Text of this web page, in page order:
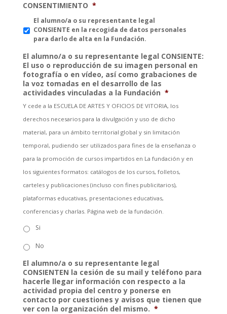
CONSENTIMIENTO *
El alumno/a o su representante legal
CONSIENTE en la recogida de datos personales
para darlo de alta en la Fundación.
El alumno/a o su representante legal CONSIENTE:
El uso o reproducción de su imagen personal en
fotografía o en vídeo, así como grabaciones de
la voz tomadas en el desarrollo de las
actividades vinculadas a la Fundación *
Y cede a la ESCUELA DE ARTES Y OFICIOS DE VITORIA, los
derechos necesarios para la divulgación y uso de dicho
material, para un ámbito territorial global y sin limitación
temporal, pudiendo ser utilizados para fines de la enseñanza o
para la promoción de cursos impartidos en La fundación y en
los siguientes formatos: catálogos de los cursos, folletos,
carteles y publicaciones (incluso con fines publicitarios),
plataformas educativas, presentaciones educativas,
conferencias y charlas. Página web de la fundación.
Si
No
El alumno/a o su representante legal
CONSIENTEN la cesión de su mail y teléfono para
hacerle llegar información con respecto a la
actividad propia del centro y ponerse en
contacto por cuestiones y avisos que tienen que
ver con la organización del mismo. *